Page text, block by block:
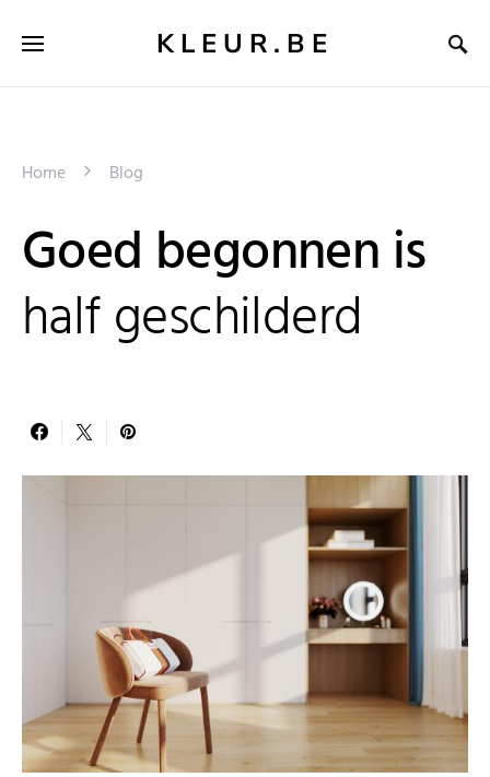
KLEUR.BE
Home Blog
Goed begonnen is
half geschilderd